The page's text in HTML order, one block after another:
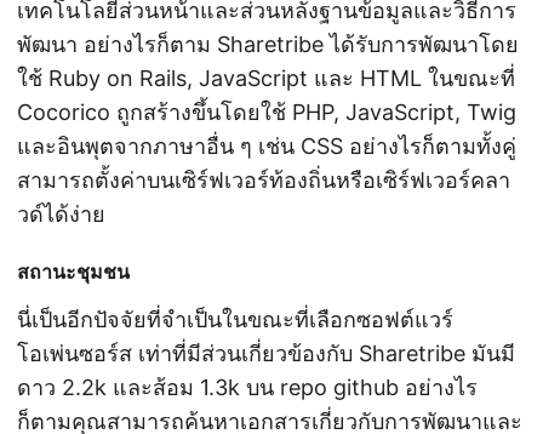
เทคโนโลยีส่วนหน้าและส่วนหลังฐานข้อมูลและวิธีการ
พัฒนา อย่างไรก็ตาม Sharetribe ได้รับการพัฒนาโดย
ใช้ Ruby on Rails, JavaScript และ HTML ในขณะที่
Cocorico ถูกสร้างขึ้นโดยใช้ PHP, JavaScript, Twig
และอินพุตจากภาษาอื่น ๆ เช่น CSS อย่างไรก็ตามทั้งคู่
สามารถตั้งค่าบนเซิร์ฟเวอร์ท้องถิ่นหรือเซิร์ฟเวอร์คลา
วด์ได้ง่าย
สถานะชุมชน
นี่เป็นอีกปัจจัยที่จำเป็นในขณะที่เลือกซอฟต์แวร์
โอเพ่นซอร์ส เท่าที่มีส่วนเกี่ยวข้องกับ Sharetribe มันมี
ดาว 2.2k และส้อม 1.3k บน repo github อย่างไร
ก็ตามคุณสามารถค้นหาเอกสารเกี่ยวกับการพัฒนาและ